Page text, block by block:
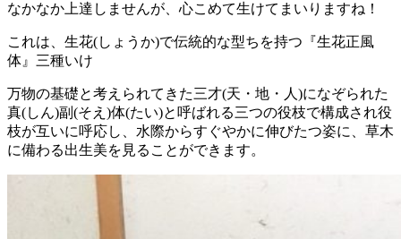
なかなか上達しませんが、心こめて生けてまいりますね！
これは、生花(しょうか)で伝統的な型ちを持つ『生花正風
体』三種いけ
万物の基礎と考えられてきた三才(天・地・人)になぞられた
真(しん)副(そえ)体(たい)と呼ばれる三つの役枝で構成され役
枝が互いに呼応し、水際からすぐやかに伸びたつ姿に、草木
に備わる出生美を見ることができます。